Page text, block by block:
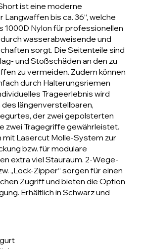
ist eine moderne
bis ca. 36“, welche
1000D Nylon für professionellen
wasserabweisende und
sorgt. Die Seitenteile sind
und Stoßschäden an den zu
zu vermeiden. Zudem können
durch Halterungsriemen
Trageerlebnis wird
längenverstellbaren,
der zwei gepolsterten
zwei Tragegriffe gewährleistet.
mit Lasercut Molle-System zur
bzw. für modulare
extra viel Stauraum. 2-Wege-
„Lock-Zipper“ sorgen für einen
Zugriff und bieten die Option
Erhältlich in Schwarz und